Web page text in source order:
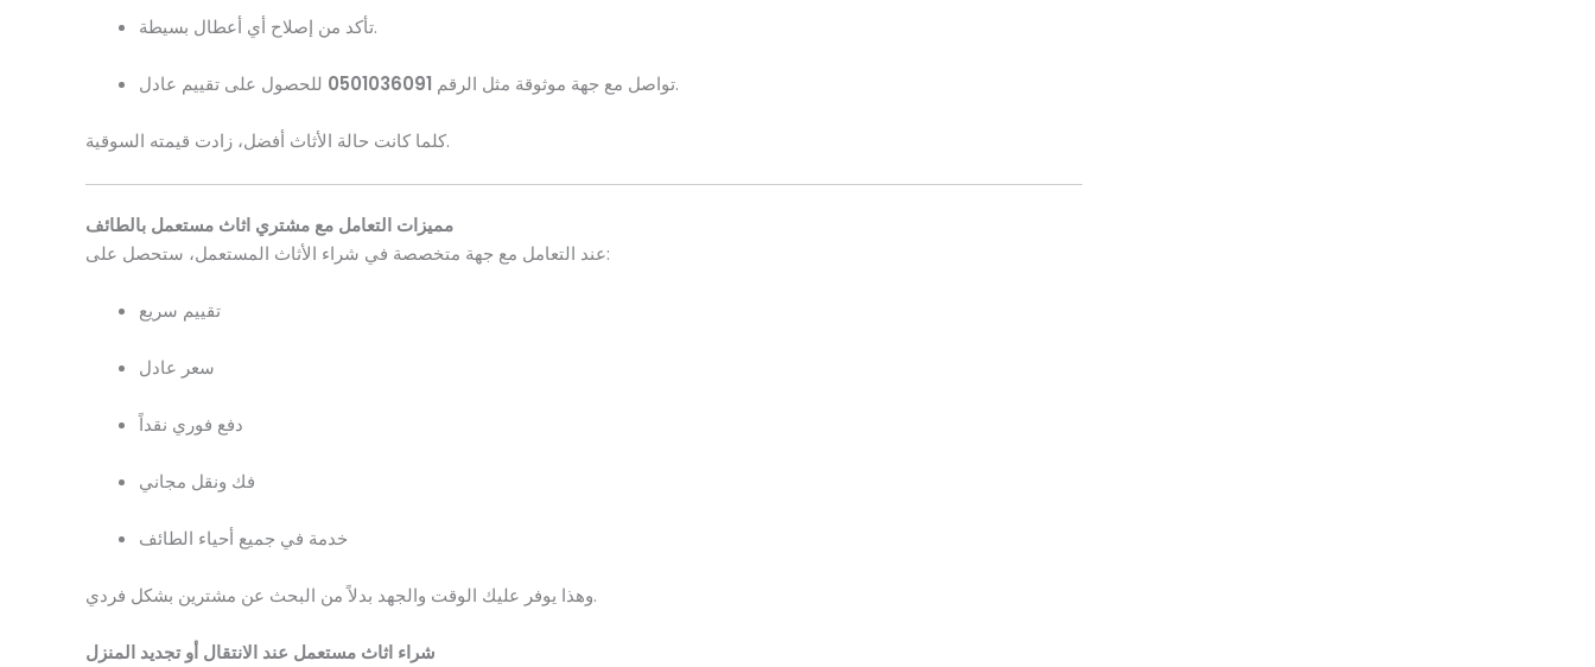
تأكد من إصلاح أي أعطال بسيطة.
تواصل مع جهة موثوقة مثل الرقم 0501036091 للحصول على تقييم عادل.
كلما كانت حالة الأثاث أفضل، زادت قيمته السوقية.
مميزات التعامل مع مشتري اثاث مستعمل بالطائف
عند التعامل مع جهة متخصصة في شراء الأثاث المستعمل، ستحصل على:
تقييم سريع
سعر عادل
دفع فوري نقداً
فك ونقل مجاني
خدمة في جميع أحياء الطائف
وهذا يوفر عليك الوقت والجهد بدلاً من البحث عن مشترين بشكل فردي.
شراء اثاث مستعمل عند الانتقال أو تجديد المنزل